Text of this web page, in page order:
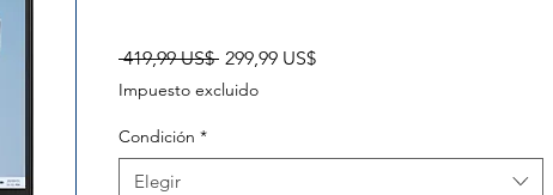
419,99 US$ Precio
299,99 US$Precio
Impuesto excluido
Condición *
Elegir